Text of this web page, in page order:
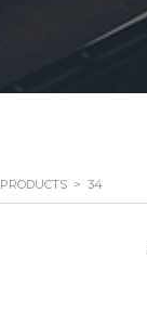
PRODUCTS > 34